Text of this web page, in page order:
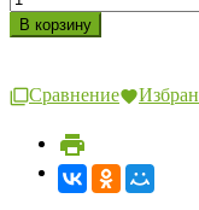
Сравнение